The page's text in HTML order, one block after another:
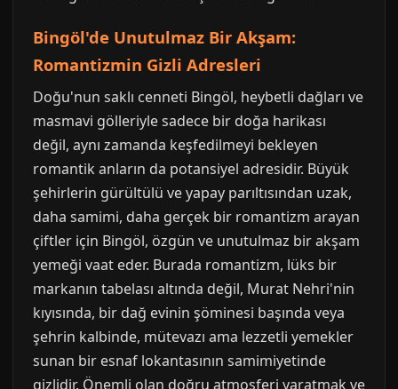
Bingöl'de Unutulmaz Bir Akşam:
Romantizmin Gizli Adresleri
Doğu'nun saklı cenneti Bingöl, heybetli dağları ve
masmavi gölleriyle sadece bir doğa harikası
değil, aynı zamanda keşfedilmeyi bekleyen
romantik anların da potansiyel adresidir. Büyük
şehirlerin gürültülü ve yapay parıltısından uzak,
daha samimi, daha gerçek bir romantizm arayan
çiftler için Bingöl, özgün ve unutulmaz bir akşam
yemeği vaat eder. Burada romantizm, lüks bir
markanın tabelası altında değil, Murat Nehri'nin
kıyısında, bir dağ evinin şöminesi başında veya
şehrin kalbinde, mütevazı ama lezzetli yemekler
sunan bir esnaf lokantasının samimiyetinde
gizlidir. Önemli olan doğru atmosferi yaratmak ve